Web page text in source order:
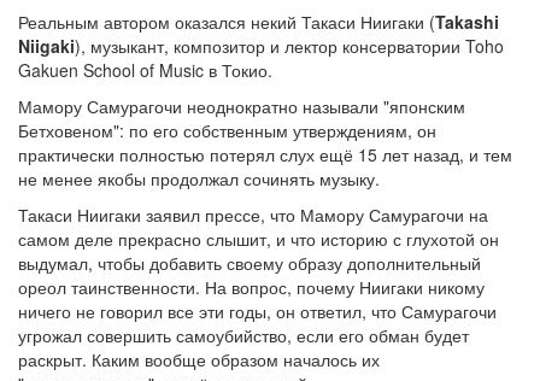
Реальным автором оказался некий Такаси Ниигаки (Takashi
Niigaki), музыкант, композитор и лектор консерватории Toho
Gakuen School of Music в Токио.
Мамору Самурагочи неоднократно называли "японским
Бетховеном": по его собственным утверждениям, он
практически полностью потерял слух ещё 15 лет назад, и тем
не менее якобы продолжал сочинять музыку.
Такаси Ниигаки заявил прессе, что Мамору Самурагочи на
самом деле прекрасно слышит, и что историю с глухотой он
выдумал, чтобы добавить своему образу дополнительный
ореол таинственности. На вопрос, почему Ниигаки никому
ничего не говорил все эти годы, он ответил, что Самурагочи
угрожал совершить самоубийство, если его обман будет
раскрыт. Каким вообще образом началось их